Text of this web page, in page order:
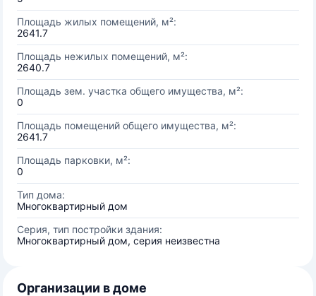
Площадь жилых помещений, м²:
2641.7
Площадь нежилых помещений, м²:
2640.7
Площадь зем. участка общего имущества, м²:
0
Площадь помещений общего имущества, м²:
2641.7
Площадь парковки, м²:
0
Тип дома:
Многоквартирный дом
Серия, тип постройки здания:
Многоквартирный дом, серия неизвестна
Организации в доме